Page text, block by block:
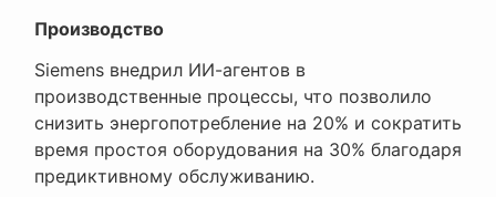
Производство
Siemens внедрил ИИ-агентов в
производственные процессы, что позволило
снизить энергопотребление на 20% и сократить
время простоя оборудования на 30% благодаря
предиктивному обслуживанию.